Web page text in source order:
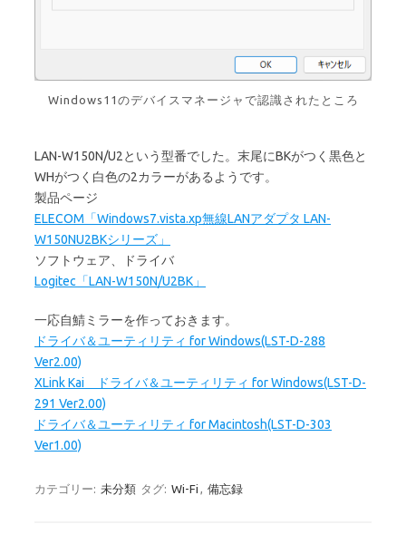
Windows11のデバイスマネージャで認識されたところ
LAN-W150N/U2という型番でした。末尾にBKがつく黒色と
WHがつく白色の2カラーがあるようです。
製品ページ
ELECOM「Windows7.vista.xp無線LANアダプタ LAN-
W150NU2BKシリーズ」
ソフトウェア、ドライバ
Logitec「LAN-W150N/U2BK」
一応自鯖ミラーを作っておきます。
ドライバ＆ユーティリティ for Windows(LST-D-288
Ver2.00)
XLink Kai ドライバ＆ユーティリティ for Windows(LST-D-
291 Ver2.00)
ドライバ＆ユーティリティ for Macintosh(LST-D-303
Ver1.00)
カテゴリー: 未分類 タグ: Wi-Fi , 備忘録